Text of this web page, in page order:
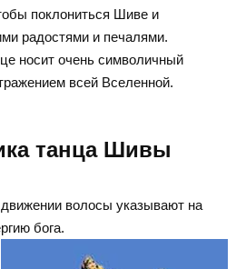
поклониться Шиве и
радостями и печалями.
носит очень символичный
всей Вселенной.
танца Шивы
волосы указывают на
бога.